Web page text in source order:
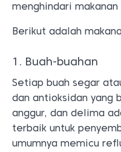
menghindari
Berikut adalah
1. Buah-buahan
Setiap buah segar
dan antioksidan yang
anggur, dan delima
terbaik untuk
umumnya memicu